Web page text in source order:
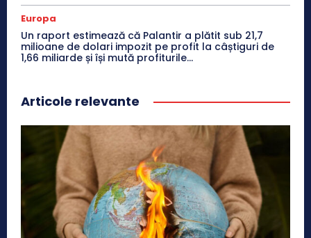
Europa
Un raport estimează că Palantir a plătit sub 21,7
milioane de dolari impozit pe profit la câștiguri de
1,66 miliarde și își mută profiturile...
Articole relevante